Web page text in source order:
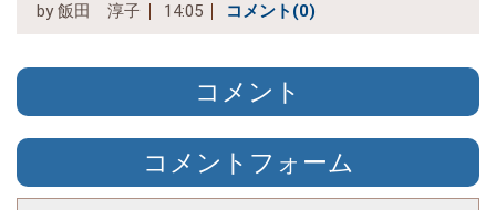
by 飯田 淳子 14:05 コメント(0)
コメント
コメントフォーム